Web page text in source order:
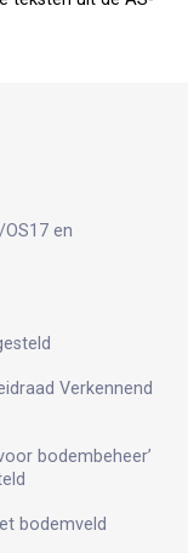
en
Verkennend
bodembeheer’
bodemveld